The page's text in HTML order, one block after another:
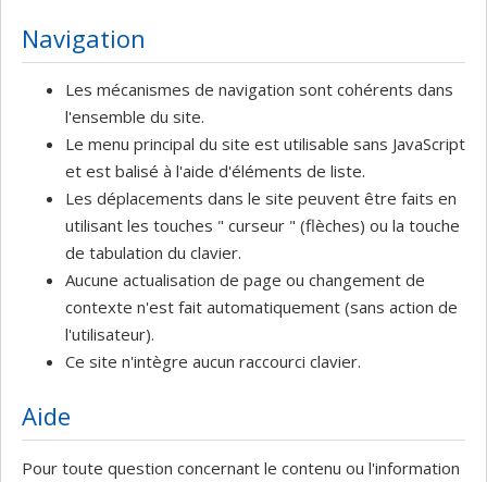
Navigation
Les mécanismes de navigation sont cohérents dans
l'ensemble du site.
Le menu principal du site est utilisable sans JavaScript
et est balisé à l'aide d'éléments de liste.
Les déplacements dans le site peuvent être faits en
utilisant les touches " curseur " (flèches) ou la touche
de tabulation du clavier.
Aucune actualisation de page ou changement de
contexte n'est fait automatiquement (sans action de
l'utilisateur).
Ce site n'intègre aucun raccourci clavier.
Aide
Pour toute question concernant le contenu ou l'information